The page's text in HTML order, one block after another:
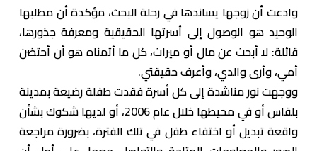
وادعت أن زوجها يساندها في رحلة البحث، مؤكدة أن مطلبها
الوحيد هو الوصول إلى أسرتها الحقيقية ومعرفة جذورها،
قائلة: لا أبحث عن مال أو ميراث، كل ما أتمناه هو أن أحتضن
أمي، وأرى والدي، وأعرف حقيقتي.
ووجهت نور مناشدة إلى كل أسرة فقدت طفلة رضيعة بمدينة
بلقاس أو في محيطها خلال عام 2006، أو لديها شكوك بشأن
واقعة تبديل أو اختفاء طفل في تلك الفترة، بضرورة مراجعة